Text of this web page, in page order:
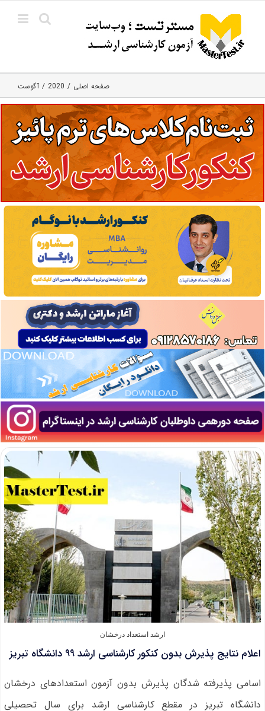
content
صفحه اصلی 2020 آگوست
ارشد استعداد درخشان
اعلام نتایج پذیرش بدون کنکور کارشناسی ارشد ۹۹ دانشگاه تبریز
اسامی پذیرفته شدگان پذیرش بدون آزمون استعدادهای درخشان
دانشگاه تبریز در مقطع کارشناسی ارشد برای سال تحصیلی